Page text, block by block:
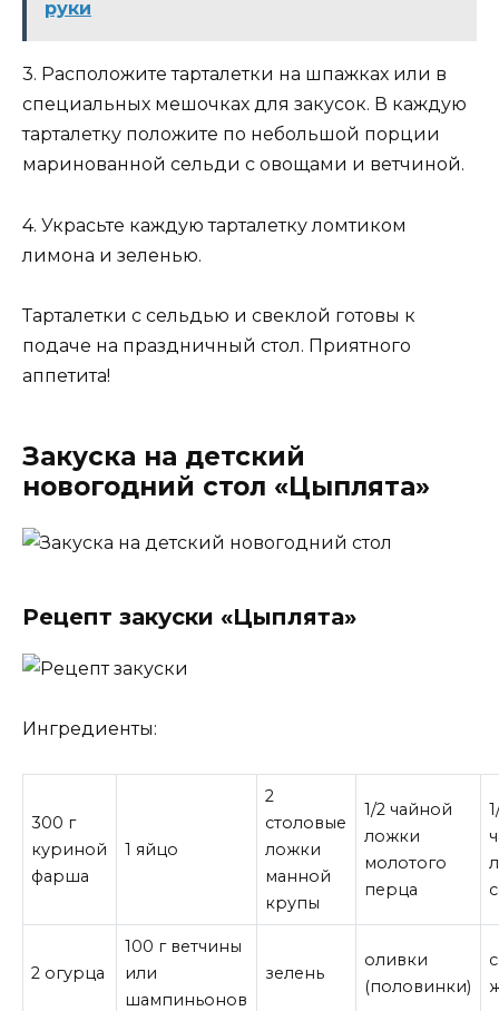
руки
3. Расположите тарталетки на шпажках или в
специальных мешочках для закусок. В каждую
тарталетку положите по небольшой порции
маринованной сельди с овощами и ветчиной.
4. Украсьте каждую тарталетку ломтиком
лимона и зеленью.
Тарталетки с сельдью и свеклой готовы к
подаче на праздничный стол. Приятного
аппетита!
Закуска на детский
новогодний стол «Цыплята»
Рецепт закуски «Цыплята»
Ингредиенты:
300 г
куриной
фарша
1 яйцо
2
столовые
ложки
манной
крупы
1/2 чайной
ложки
молотого
перца
2 огурца
100 г ветчины
или
шампиньонов
зелень
оливки
(половинки)